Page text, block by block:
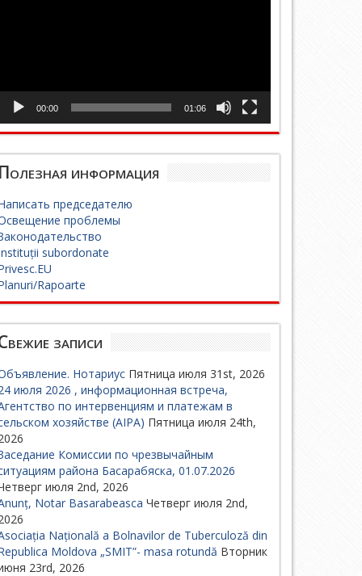
00:00 01:06
информация
председателю
проблемы
subordonate
Rapoarte
записи
Нотариус Пятница июля 31st, 2026
июля 2026 , информационная встреча,
по интервенциям и платежам в
хозяйстве (AIPA) Пятница июля 24th,
Комиссии по чрезвычайным
района Басарабяска, 01.07.2026
июля 2nd, 2026
Notar Basarabeasca Четверг июля 2nd,
Națională a Bolnavilor de Tuberculoză din
Moldova „SMIT”- masa rotundă Вторник
23rd, 2026